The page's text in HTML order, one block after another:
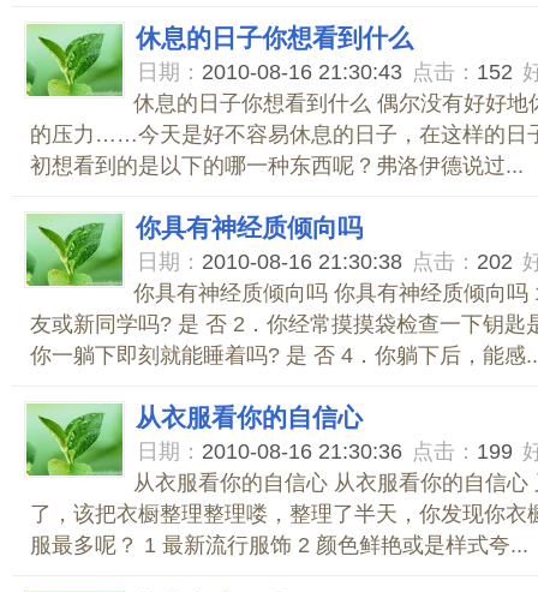
休息的日子你想看到什么
日期： 2010-08-16 21:30:43 点击： 152
休息的日子你想看到什么 偶尔没有好好地
的压力……今天是好不容易休息的日子，在这样的日
初想看到的是以下的哪一种东西呢？弗洛伊德说过...
你具有神经质倾向吗
日期： 2010-08-16 21:30:38 点击： 202
你具有神经质倾向吗 你具有神经质倾向吗
友或新同学吗? 是 否 2．你经常摸摸袋检查一下钥匙
你一躺下即刻就能睡着吗? 是 否 4．你躺下后，能感
从衣服看你的自信心
日期： 2010-08-16 21:30:36 点击： 199
从衣服看你的自信心 从衣服看你的自信
了，该把衣橱整理整理喽，整理了半天，你发现你衣
服最多呢？ 1 最新流行服饰 2 颜色鲜艳或是样式夸...